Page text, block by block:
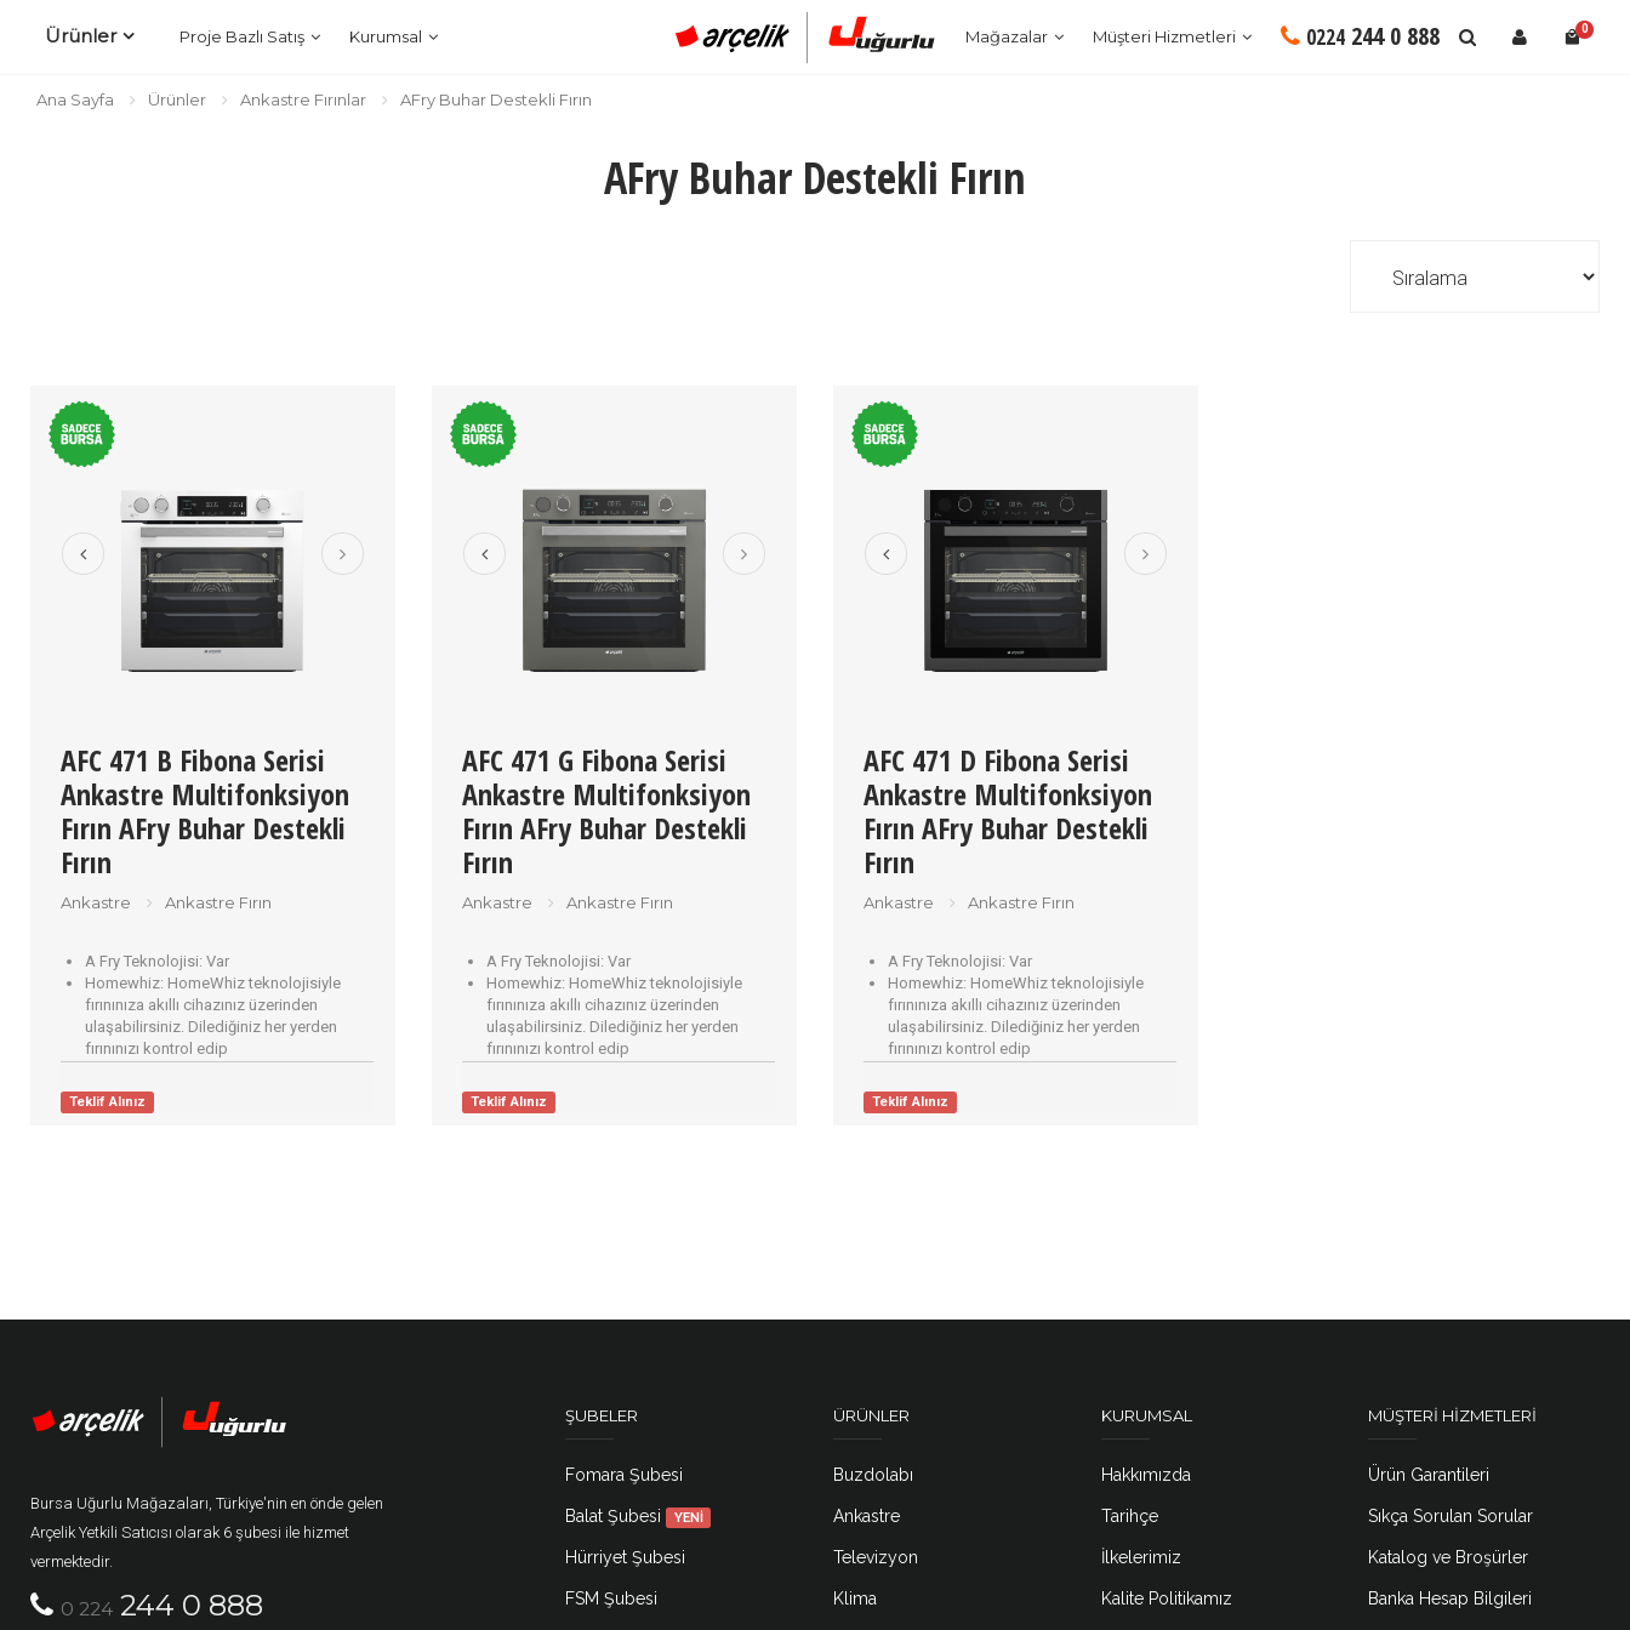
0
Ürünler Proje Bazlı Satış Kurumsal Mağazalar Müşteri Hizmetleri 0224 244 0 888
Ana Sayfa Ürünler Ankastre Fırınlar AFry Buhar Destekli Fırın
AFry Buhar Destekli Fırın
AFC 471 B Fibona Serisi
Ankastre Multifonksiyon
Fırın AFry Buhar Destekli
Fırın
Ankastre Ankastre Fırın
A Fry Teknolojisi: Var
Homewhiz: HomeWhiz teknolojisiyle
fırınınıza akıllı cihazınız üzerinden
ulaşabilirsiniz. Dilediğiniz her yerden
fırınınızı kontrol edip
Teklif Alınız
AFC 471 G Fibona Serisi
Ankastre Multifonksiyon
Fırın AFry Buhar Destekli
Fırın
Ankastre Ankastre Fırın
A Fry Teknolojisi: Var
Homewhiz: HomeWhiz teknolojisiyle
fırınınıza akıllı cihazınız üzerinden
ulaşabilirsiniz. Dilediğiniz her yerden
fırınınızı kontrol edip
Teklif Alınız
AFC 471 D Fibona Serisi
Ankastre Multifonksiyon
Fırın AFry Buhar Destekli
Fırın
Ankastre Ankastre Fırın
A Fry Teknolojisi: Var
Homewhiz: HomeWhiz teknolojisiyle
fırınınıza akıllı cihazınız üzerinden
ulaşabilirsiniz. Dilediğiniz her yerden
fırınınızı kontrol edip
Teklif Alınız
Bursa Uğurlu Mağazaları, Türkiye'nin en önde gelen
Arçelik Yetkili Satıcısı olarak 6 şubesi ile hizmet
vermektedir.
0 224 244 0 888
ŞUBELER
Fomara Şubesi
Balat Şubesi YENİ
Hürriyet Şubesi
FSM Şubesi
ÜRÜNLER
Buzdolabı
Ankastre
Televizyon
Klima
KURUMSAL
Hakkımızda
Tarihçe
İlkelerimiz
Kalite Politikamız
MÜŞTERI HIZMETLERI
Ürün Garantileri
Sıkça Sorulan Sorular
Katalog ve Broşürler
Banka Hesap Bilgileri